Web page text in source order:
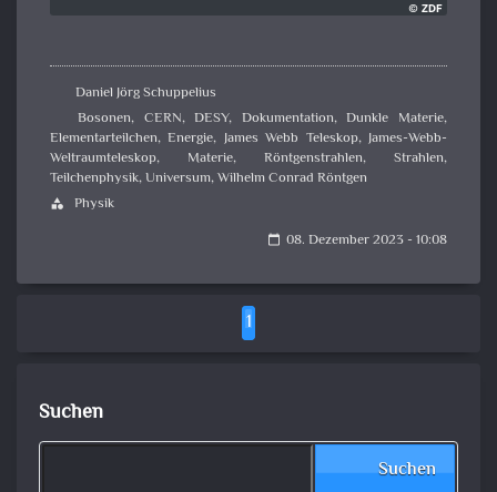
Daniel Jörg Schuppelius
Bosonen, CERN,DESY, Dokumentation,Dunkle Materie,
Elementarteilchen,Energie, James Webb Teleskop,James-Webb-
Weltraumteleskop, Materie, Röntgenstrahlen, Strahlen,
Teilchenphysik,Universum,Wilhelm Conrad Röntgen
category Physik
calendar_today 08. Dezember 2023 - 10:08
1
Suchen
Suchen